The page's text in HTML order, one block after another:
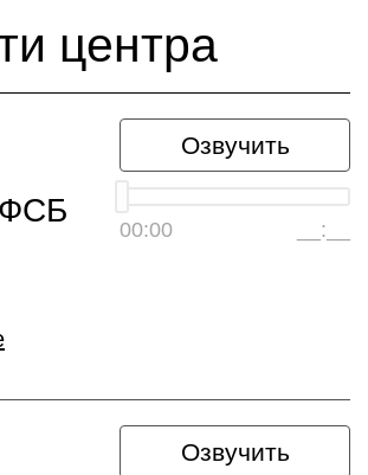
центра
Озвучить
00:00 __:__
Озвучить